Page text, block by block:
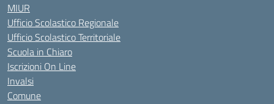
MIUR
Ufficio Scolastico Regionale
Ufficio Scolastico Territoriale
Scuola in Chiaro
Iscrizioni On Line
Invalsi
Comune